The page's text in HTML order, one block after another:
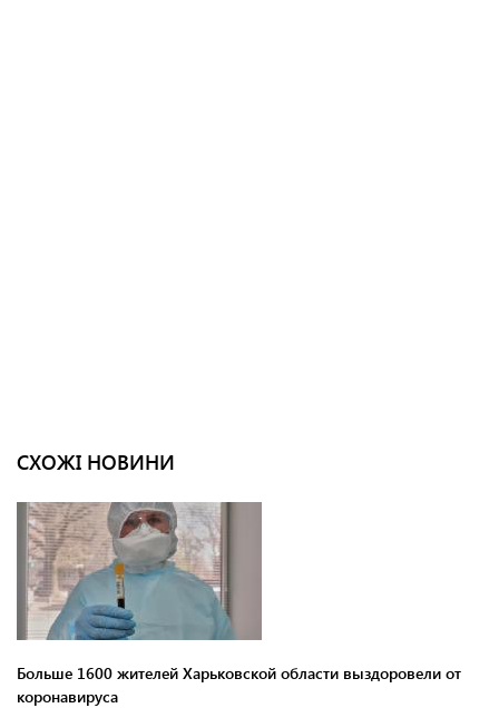
СХОЖІ НОВИНИ
Больше 1600 жителей Харьковской области выздоровели от
коронавируса